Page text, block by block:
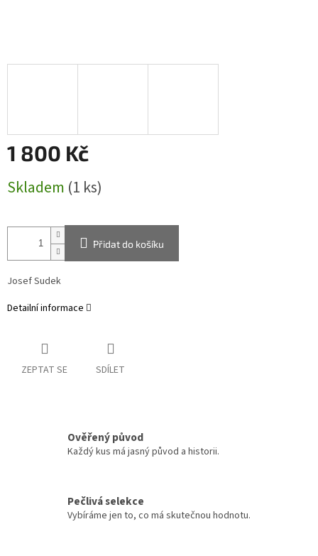
1 800 Kč
cena:
Skladem (1 ks)
Přidat do košíku
Josef Sudek
Detailní informace
ZEPTAT SE SDÍLET
Ověřený původ
Každý kus má jasný původ a historii.
Pečlivá selekce
Vybíráme jen to, co má skutečnou hodnotu.